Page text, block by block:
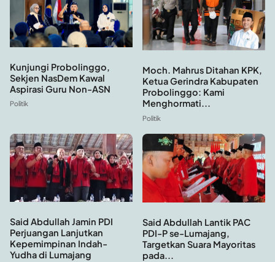
Kunjungi Probolinggo,
Sekjen NasDem Kawal
Aspirasi Guru Non-ASN
Politik
Moch. Mahrus Ditahan KPK,
Ketua Gerindra Kabupaten
Probolinggo: Kami
Menghormati...
Politik
Said Abdullah Jamin PDI
Perjuangan Lanjutkan
Kepemimpinan Indah-
Yudha di Lumajang
Said Abdullah Lantik PAC
PDI-P se-Lumajang,
Targetkan Suara Mayoritas
pada...